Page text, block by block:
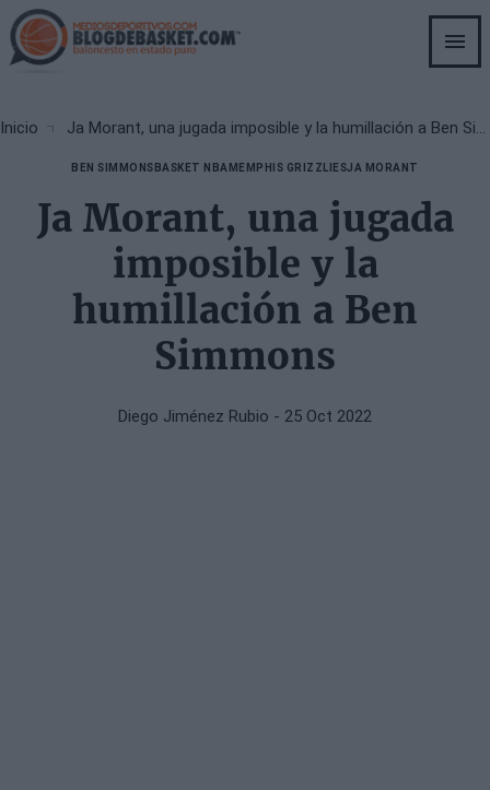
Skip
to
main
Breadcrumb
Inicio Ja Morant, una jugada imposible y la humillación a Ben Simmons
BEN SIMMONS BASKET NBA MEMPHIS GRIZZLIESJA MORANT
Ja Morant, una jugada
imposible y la
humillación a Ben
Simmons
Diego Jiménez Rubio - 25 Oct 2022